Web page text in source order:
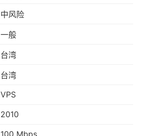
中风险
一般
台湾
台湾
VPS
2010